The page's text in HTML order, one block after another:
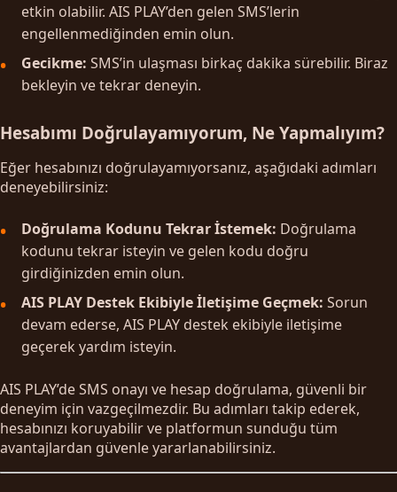
etkin olabilir. AIS PLAY’den gelen SMS’lerin
engellenmediğinden emin olun.
Gecikme: SMS’in ulaşması birkaç dakika sürebilir. Biraz
bekleyin ve tekrar deneyin.
Hesabımı Doğrulayamıyorum, Ne Yapmalıyım?
Eğer hesabınızı doğrulayamıyorsanız, aşağıdaki adımları
deneyebilirsiniz:
Doğrulama Kodunu Tekrar İstemek: Doğrulama
kodunu tekrar isteyin ve gelen kodu doğru
girdiğinizden emin olun.
AIS PLAY Destek Ekibiyle İletişime Geçmek: Sorun
devam ederse, AIS PLAY destek ekibiyle iletişime
geçerek yardım isteyin.
AIS PLAY’de SMS onayı ve hesap doğrulama, güvenli bir
deneyim için vazgeçilmezdir. Bu adımları takip ederek,
hesabınızı koruyabilir ve platformun sunduğu tüm
avantajlardan güvenle yararlanabilirsiniz.